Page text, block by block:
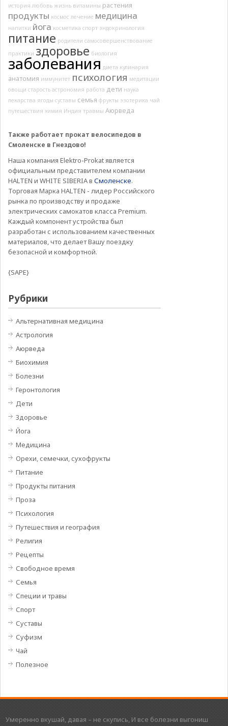
история любовь жизнь витамины растения
продукты космос лечение медицина
напитки йога косметика спорт эндокринология
питание родители самосовершенствование
практики здоровье биология
заболевания диета кулинария
анатомия иммунитет психология медитации
овощи старость астрономия работа дети наука
лекарства ягоды суставы семья фрукты эзотерика чай
путешествия химия Индия травмы Аюрведа
Также работает прокат велосипедов в
Смоленске в Гнездово!
Наша компания Elektro-Prokat является
официальным представителем компании
HALTEN и WHITE SIBERIA вСмоленске.
Торговая Марка HALTEN - лидер Российского
рынка по производству и продаже
электрических самокатов класса Premium.
Каждый компонент устройства был
разработан с использованием качественных
материалов, что делает Вашу поездку
безопасной и комфортной.
{SAPE}
Рубрики
Альтернативная медицина
Астрология
Аюрведа
Биохимия
Болезни
Геронтология
Дети
Здоровье
Йога
Медицина
Орехи, семечки, сухофрукты
Питание
Продукты питания
Проза
Психология
Путешествия и география
Религия
Рецепты
Свободное время
Семья
Специи и травы
Спорт
Суставы
Суфизм
Чай
Полезное
Умеренно вкушай, давая – не скупись, И все болезни выгониш